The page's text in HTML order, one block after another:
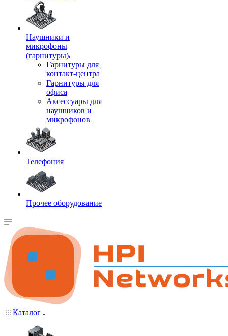
Наушники и
микрофоны
(гарнитуры)
Гарнитуры для
контакт-центра
Гарнитуры для
офиса
Аксессуары для
наушников и
микрофонов
Телефония
Прочее оборудование
Каталог